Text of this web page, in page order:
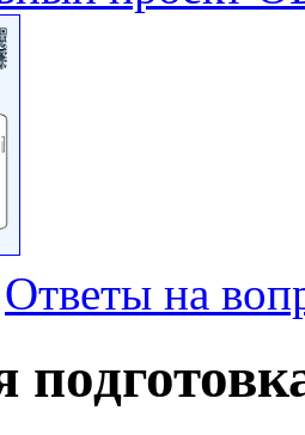
Ответы на